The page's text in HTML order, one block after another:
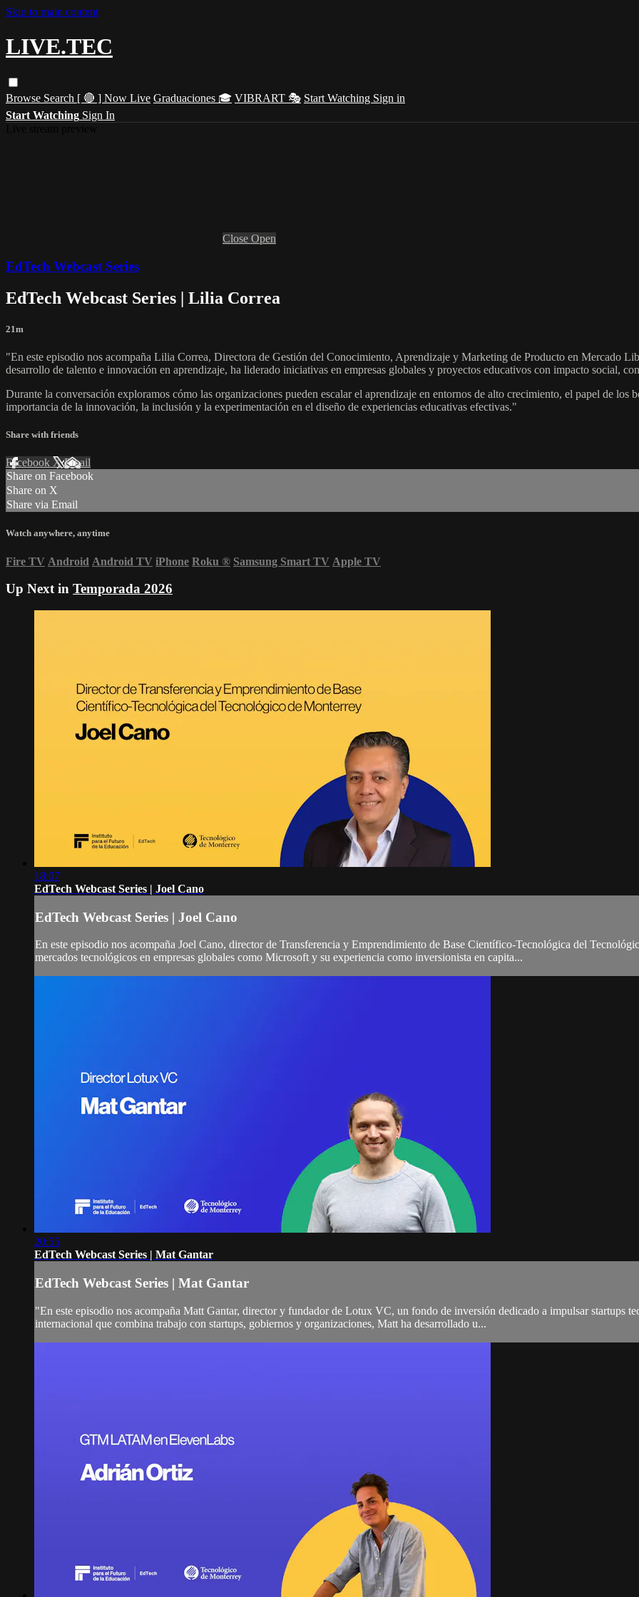
Skip to main content
LIVE.TEC
Browse Search [ 🔴 ] Now Live Graduaciones 🎓 VIBRART 🎭 Start Watching Sign in
Start Watching Sign In
Close Open
EdTech Webcast Series
EdTech Webcast Series | Lilia Correa
21m
"En este episodio nos acompaña Lilia Correa, Directora de Gestión del Conocimiento, Aprendizaje y Marketing de Producto en Mercado
desarrollo de talento e innovación en aprendizaje, ha liderado iniciativas en empresas globales y proyectos educativos con impacto social,
Durante la conversación exploramos cómo las organizaciones pueden escalar el aprendizaje en entornos de alto crecimiento, el papel de
importancia de la innovación, la inclusión y la experimentación en el diseño de experiencias educativas efectivas."
Share with friends
Facebook XEmail
Share on Facebook
Share on X
Share via Email
Watch anywhere, anytime
Fire TV Android Android TV iPhone Roku ® Samsung Smart TV Apple TV
Up Next in Temporada 2026
18:07
EdTech Webcast Series | Joel Cano
EdTech Webcast Series | Joel Cano
En este episodio nos acompaña Joel Cano, director de Transferencia y Emprendimiento de Base Científico-Tecnológica del
mercados tecnológicos en empresas globales como Microsoft y su experiencia como inversionista en capita...
20:55
EdTech Webcast Series | Mat Gantar
EdTech Webcast Series | Mat Gantar
"En este episodio nos acompaña Matt Gantar, director y fundador de Lotux VC, un fondo de inversión dedicado a impulsar startups
internacional que combina trabajo con startups, gobiernos y organizaciones, Matt ha desarrollado u...